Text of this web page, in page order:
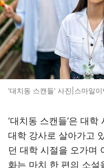
‘대치동 스캔들’ 사진|스마일이
‘대치동 스캔들’은 대
대학 강사로 살아가고
던 대학 시절을 오가며
화는 마치 한 편의 소설